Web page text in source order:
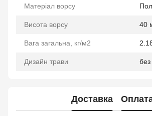
Матеріал ворсу
Висота ворсу 40
Вага загальна, кг/м2
Дизайн трави без
Доставка